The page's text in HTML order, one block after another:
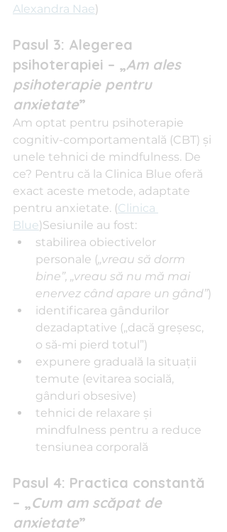
Alexandra Nae)
Pasul 3: Alegerea
psihoterapiei – „Am ales
psihoterapie pentru
anxietate”
Am optat pentru psihoterapie
cognitiv-comportamentală (CBT) şi
unele tehnici de mindfulness. De
ce? Pentru că la Clinica Blue oferă
exact aceste metode, adaptate
pentru anxietate. (Clinica
Blue)Sesiunile au fost:
stabilirea obiectivelor
personale („vreau să dorm
bine”, „vreau să nu mă mai
enervez când apare un gând”)
identificarea gândurilor
dezadaptative („dacă greşesc,
o să-mi pierd totul”)
expunere graduală la situaţii
temute (evitarea socială,
gânduri obsesive)
tehnici de relaxare şi
mindfulness pentru a reduce
tensiunea corporală
Pasul 4: Practica constantă
– „Cum am scăpat de
anxietate”